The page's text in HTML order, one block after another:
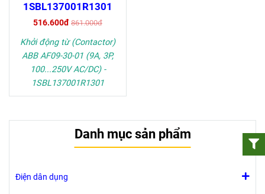
1SBL137001R1301
516.600đ 861.000đ
Khởi động từ (Contactor)
ABB AF09-30-01 (9A, 3P,
100...250V AC/DC) -
1SBL137001R1301
Danh mục sản phẩm
Điện dân dụng